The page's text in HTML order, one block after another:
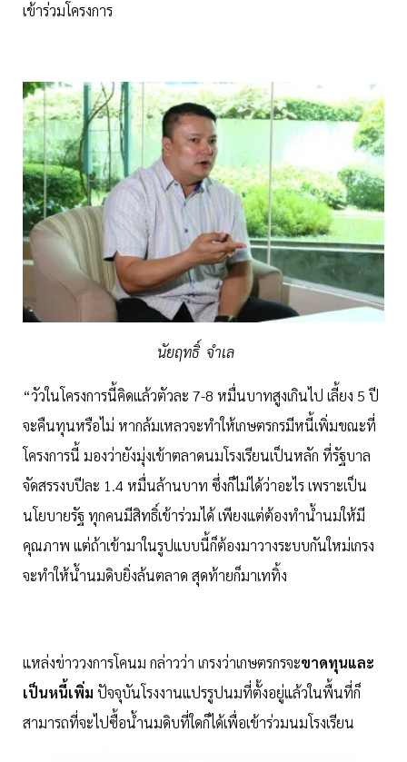
เข้าร่วมโครงการ
นัยฤทธิ์ จำเล
“วัวในโครงการนี้คิดแล้วตัวละ 7-8 หมื่นบาทสูงเกินไป เลี้ยง 5 ปี
จะคืนทุนหรือไม่ หากล้มเหลวจะทำให้เกษตรกรมีหนี้เพิ่มขณะที่
โครงการนี้ มองว่ายังมุ่งเข้าตลาดนมโรงเรียนเป็นหลัก ที่รัฐบาล
จัดสรรงบปีละ 1.4 หมื่นล้านบาท ซึ่งก็ไม่ได้ว่าอะไร เพราะเป็น
นโยบายรัฐ ทุกคนมีสิทธิ์เข้าร่วมได้ เพียงแต่ต้องทำน้ำนมให้มี
คุณภาพ แต่ถ้าเข้ามาในรูปแบบนี้ก็ต้องมาวางระบบกันใหม่เกรง
จะทำให้น้ำนมดิบยิ่งล้นตลาด สุดท้ายก็มาเททิ้ง
แหล่งข่าววงการโคนม กล่าวว่า เกรงว่าเกษตรกรจะขาดทุนและ
เป็นหนี้เพิ่ม ปัจจุบันโรงงานแปรรูปนมที่ตั้งอยู่แล้วในพื้นที่ก็
สามารถที่จะไปซื้อน้ำนมดิบที่ใดก็ได้เพื่อเข้าร่วมนมโรงเรียน